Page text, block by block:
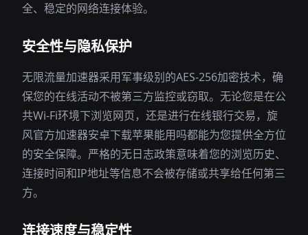
全、稳定的网络连接体验。
安全性与隐私保护
无限流量加速器采用军事级别的AES-256加密技术，确
保您的在线活动不被第三方监控或窃取。无论您是在公
共Wi-Fi环境下浏览网页，还是进行在线银行交易，旋
风官方加速器安卓下载苹果能用吗都能为您提供全方位
的安全保障。严格的无日志政策意味着您的浏览历史、
连接时间和IP地址等信息不会被存储或共享给任何第三
方。
连接速度与稳定性